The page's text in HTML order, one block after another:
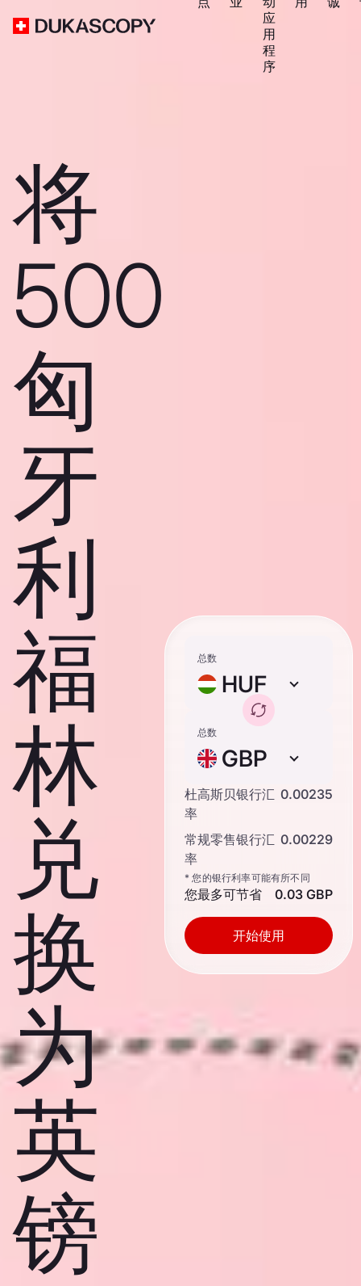
应
用
程
序
将
500
匈
牙
利
福
林
兑
换
为
英
镑
总数
HUF
总数
GBP
杜高斯贝银行汇
率
0.00235
常规零售银行汇
率
0.00229
* 您的银行利率可能有所不同
您最多可节省 0.03 GBP
开始使用